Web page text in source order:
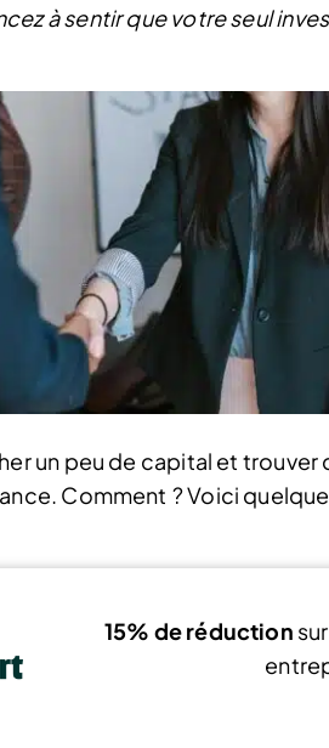
à sentir que votre seul
un peu de capital et trouver
Comment ? Voici
15% de réduction